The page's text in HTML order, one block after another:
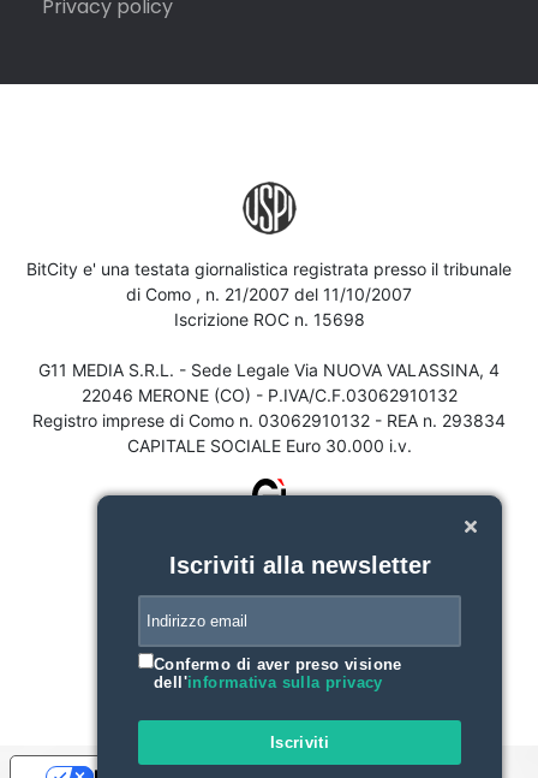
Privacy policy
BitCity e' una testata giornalistica registrata presso il tribunale
di Como , n. 21/2007 del 11/10/2007
Iscrizione ROC n. 15698
G11 MEDIA S.R.L. - Sede Legale Via NUOVA VALASSINA, 4
22046 MERONE (CO) - P.IVA/C.F.03062910132
Registro imprese di Como n. 03062910132 - REA n. 293834
CAPITALE SOCIALE Euro 30.000 i.v.
Iscriviti alla newsletter
Confermo di aver preso visione
dell'informativa sulla privacy
Iscriviti